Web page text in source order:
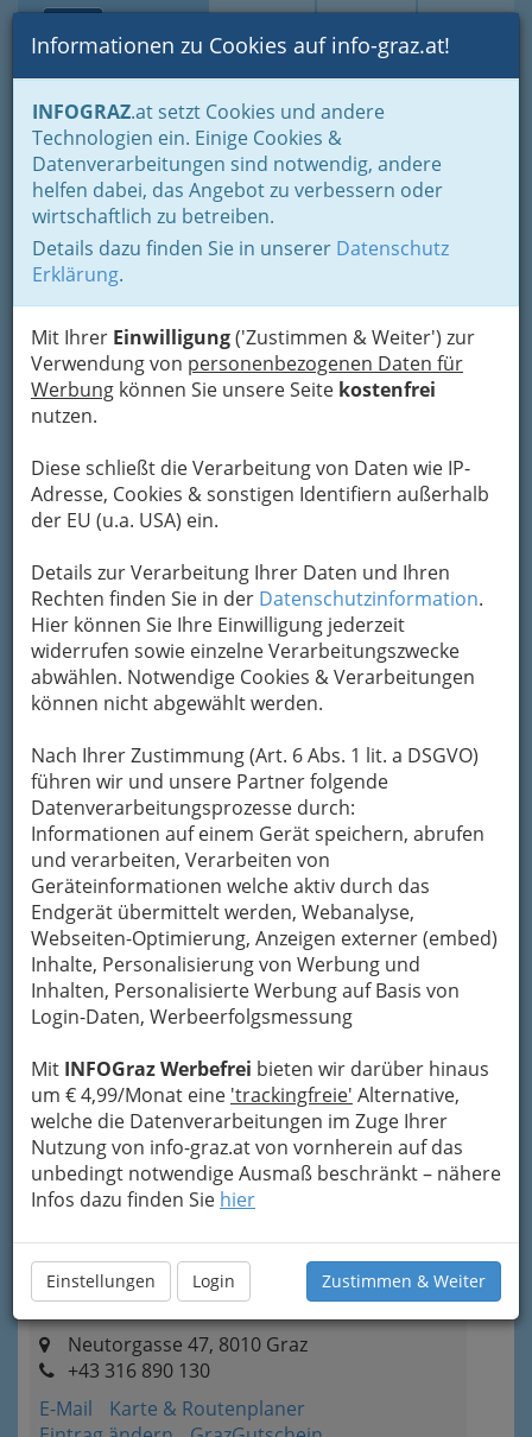
Suche Login Toggle
Informationen zu Cookies auf info-graz.at!
INFOGRAZ.at setzt Cookies und andere
Technologien ein. Einige Cookies &
Datenverarbeitungen sind notwendig, andere
helfen dabei, das Angebot zu verbessern oder
wirtschaftlich zu betreiben.
Details dazu finden Sie in unserer Datenschutz
Erklärung.
Mit Ihrer Einwilligung('Zustimmen & Weiter') zur
Verwendung von personenbezogenen Daten für
Werbung können Sie unsere Seite kostenfrei
nutzen.
Diese schließt die Verarbeitung von Daten wie IP-
Adresse, Cookies & sonstigen Identifiern außerhalb
der EU (u.a. USA) ein.
Details zur Verarbeitung Ihrer Daten und Ihren
Rechten finden Sie in der Datenschutzinformation.
Hier können Sie Ihre Einwilligung jederzeit
widerrufen sowie einzelne Verarbeitungszwecke
abwählen. Notwendige Cookies & Verarbeitungen
können nicht abgewählt werden.
Nach Ihrer Zustimmung (Art. 6 Abs. 1 lit. a DSGVO)
führen wir und unsere Partner folgende
Datenverarbeitungsprozesse durch:
Informationen auf einem Gerät speichern, abrufen
und verarbeiten, Verarbeiten von
Geräteinformationen welche aktiv durch das
Endgerät übermittelt werden, Webanalyse,
Webseiten-Optimierung, Anzeigen externer (embed)
Inhalte, Personalisierung von Werbung und
Inhalten, Personalisierte Werbung auf Basis von
Login-Daten, Werbeerfolgsmessung
Mit INFOGraz Werbefrei bieten wir darüber hinaus
um € 4,99/Monat eine 'trackingfreie' Alternative,
welche die Datenverarbeitungen im Zuge Ihrer
Nutzung von info-graz.at von vornherein auf das
unbedingt notwendige Ausmaß beschränkt – nähere
Infos dazu finden Sie hier
Einstellungen Login Zustimmen & Weiter
Home Branchen
Einkaufen & Schenken - der Handel
Handel in Graz
Dinge des täglichen Lebens
Radio- und Elektrohandel
Tonträgerhandel
Tonträgerhandel
Jeder Mensch hat schon mal einen Tonträger in der Hand
sogar noch eine Kassette. Erwerben kann man diese Tonträger
natürlich bei Händler für Tonträger.
Bezirksauswahl
1
Berger Daniela Sophie
Karte & Routenplaner
Eintrag ändern
Kategorien
Friebe Gesellschaft m.b.H.
Sporgasse 21, 8010 Graz
+43 316 825 8000
E-Mail
Karte & Routenplaner
Eintrag ändern
GrazGutschein
Kategorien
Inandout - Distribution GmbH
Otto Baumgartner-Straße 10 -11, 8055
Seiersberg
+43 316 826 211 - 20
+43 316 826 211 - 15
E-Mail
Karte & Routenplaner
Eintrag ändern
Kategorien
4
INANDOUT RECORDS - Distribution
GmbH
Neutorgasse 47, 8010 Graz
+43 316 890 130
E-Mail
Karte & Routenplaner